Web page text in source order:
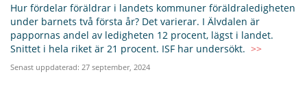
Hur fördelar föräldrar i landets kommuner föräldraledigheten
under barnets två första år? Det varierar. I Älvdalen är
pappornas andel av ledigheten 12 procent, lägst i landet.
Snittet i hela riket är 21 procent. ISF har undersökt. >>
Senast uppdaterad: 27 september, 2024